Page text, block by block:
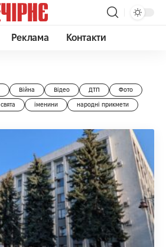
Реклама Контакти
Війна Відео ДТП Фото
свята іменини народні прикмети